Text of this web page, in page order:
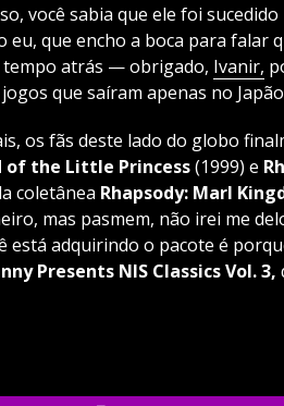
você sabia que ele foi
eu, que encho a boca para falar
tempo atrás — obrigado, Ivanir,
que saíram apenas no
os fãs deste lado do globo
of the Little Princess(1999) e
coletânea Rhapsody: Marl
mas pasmem, não irei me
está adquirindo o pacote é
Presents NIS Classics Vol. 3,